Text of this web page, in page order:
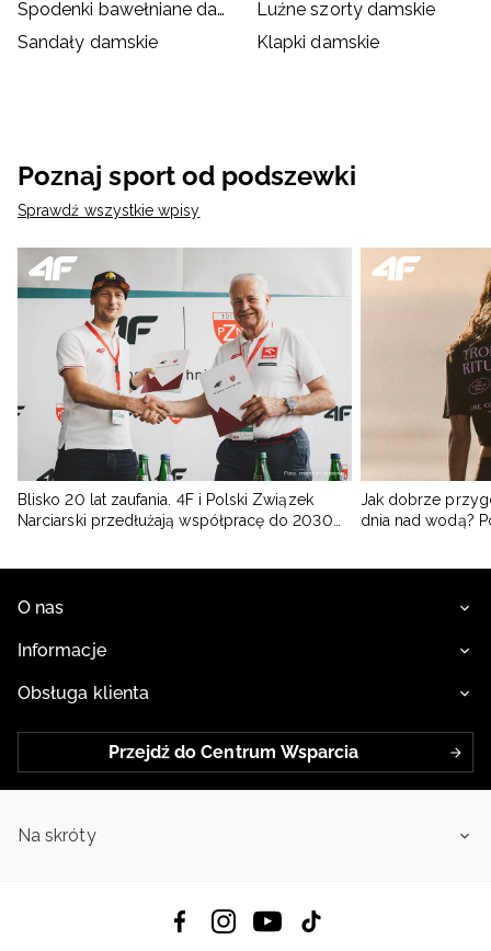
Spodenki bawełniane damskie
Luźne szorty damskie
Sandały damskie
Klapki damskie
Poznaj sport od podszewki
Sprawdź wszystkie wpisy
Blisko 20 lat zaufania. 4F i Polski Związek
Narciarski przedłużają współpracę do 2030
Jak dobrze
dnia nad wodą?
O nas
Informacje
Obsługa klienta
Przejdź do Centrum Wsparcia
Na skróty